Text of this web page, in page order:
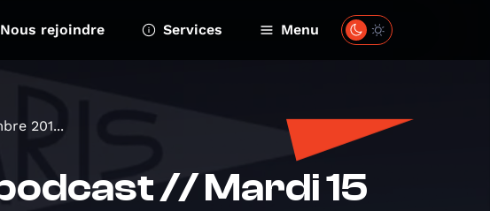
Nous rejoindre Services Menu
201...
// Mardi 15